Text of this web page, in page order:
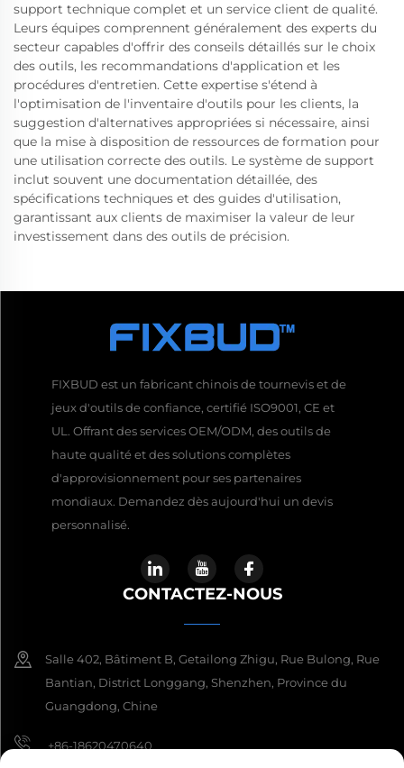
support technique complet et un service client de qualité.
Leurs équipes comprennent généralement des experts du
secteur capables d'offrir des conseils détaillés sur le choix
des outils, les recommandations d'application et les
procédures d'entretien. Cette expertise s'étend à
l'optimisation de l'inventaire d'outils pour les clients, la
suggestion d'alternatives appropriées si nécessaire, ainsi
que la mise à disposition de ressources de formation pour
une utilisation correcte des outils. Le système de support
inclut souvent une documentation détaillée, des
spécifications techniques et des guides d'utilisation,
garantissant aux clients de maximiser la valeur de leur
investissement dans des outils de précision.
FIXBUD est un fabricant chinois de tournevis et de
jeux d'outils de confiance, certifié ISO9001, CE et
UL. Offrant des services OEM/ODM, des outils de
haute qualité et des solutions complètes
d'approvisionnement pour ses partenaires
mondiaux. Demandez dès aujourd'hui un devis
personnalisé.
CONTACTEZ-NOUS
Salle 402, Bâtiment B, Getailong Zhigu, Rue Bulong, Rue
Bantian, District Longgang, Shenzhen, Province du
Guangdong, Chine
+86-18620470640